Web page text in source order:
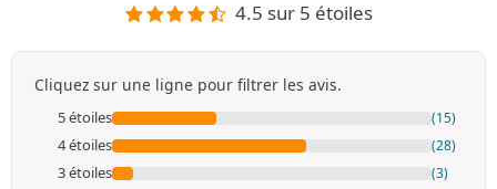
4.5 sur 5 étoiles
Cliquez sur une ligne pour filtrer les avis.
5 étoiles (15)
4 étoiles (28)
3 étoiles (3)